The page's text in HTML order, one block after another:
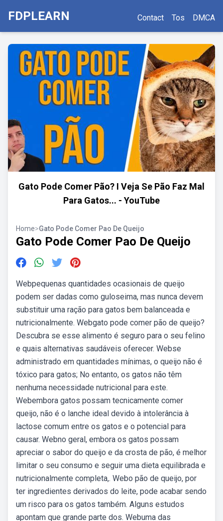
FDPLEARN Contact Tos DMCA
Gato Pode Comer Pão? I Veja Se Pão Faz Mal
Para Gatos... - YouTube
Home>Gato Pode Comer Pao De Queijo
Gato Pode Comer Pao De Queijo
Webpequenas quantidades ocasionais de queijo
podem ser dadas como guloseima, mas nunca devem
substituir uma ração para gatos bem balanceada e
nutricionalmente. Webgato pode comer pão de queijo?
Descubra se esse alimento é seguro para o seu felino
e quais alternativas saudáveis oferecer. Webse
administrado em quantidades mínimas, o queijo não é
tóxico para gatos; No entanto, os gatos não têm
nenhuma necessidade nutricional para este.
Webembora gatos possam tecnicamente comer
queijo, não é o lanche ideal devido à intolerância à
lactose comum entre os gatos e o potencial para
causar. Webno geral, embora os gatos possam
apreciar o sabor do queijo e da crosta de pão, é melhor
limitar o seu consumo e seguir uma dieta equilibrada e
nutricionalmente completa,. Webo pão de queijo, por
ter ingredientes derivados do leite, pode acabar sendo
um risco para os gatos também. Alguns estudos
apontam que grande parte dos. Webuma das